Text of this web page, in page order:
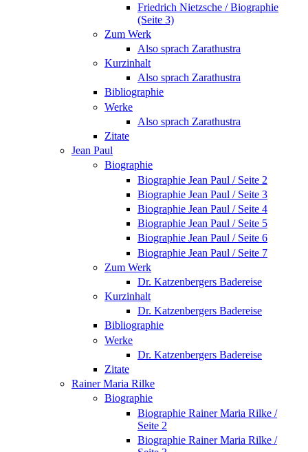
Friedrich Nietzsche / Biographie
(Seite 3)
Zum Werk
Also sprach Zarathustra
Kurzinhalt
Also sprach Zarathustra
Bibliographie
Werke
Also sprach Zarathustra
Zitate
Jean Paul
Biographie
Biographie Jean Paul / Seite 2
Biographie Jean Paul / Seite 3
Biographie Jean Paul / Seite 4
Biographie Jean Paul / Seite 5
Biographie Jean Paul / Seite 6
Biographie Jean Paul / Seite 7
Zum Werk
Dr. Katzenbergers Badereise
Kurzinhalt
Dr. Katzenbergers Badereise
Bibliographie
Werke
Dr. Katzenbergers Badereise
Zitate
Rainer Maria Rilke
Biographie
Biographie Rainer Maria Rilke /
Seite 2
Biographie Rainer Maria Rilke /